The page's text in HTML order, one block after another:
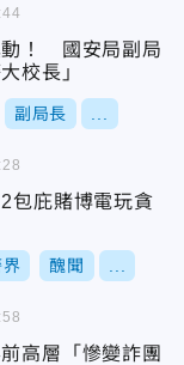
動！ 國安局副局
校長」
副局長
庇賭博電玩貪
醜聞
高層「慘變詐團